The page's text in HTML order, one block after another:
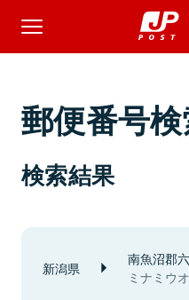
郵便番号
検索結果
新潟県 南魚沼郡
ミナミウ